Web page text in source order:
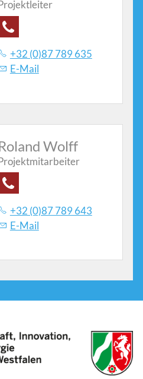
+32 (0)87 789 635
E-Mail
Wolff
+32 (0)87 789 643
E-Mail